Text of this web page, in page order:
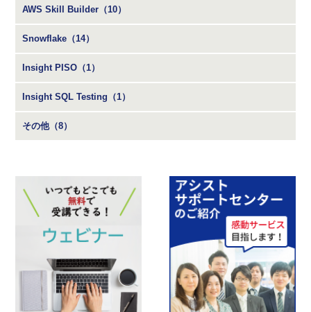
AWS Skill Builder（10）
Snowflake（14）
Insight PISO（1）
Insight SQL Testing（1）
その他（8）